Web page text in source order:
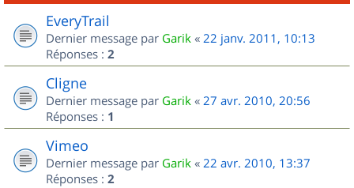
EveryTrail
Dernier message par Garik « 22 janv. 2011, 10:13
Réponses : 2
Cligne
Dernier message par Garik « 27 avr. 2010, 20:56
Réponses : 1
Vimeo
Dernier message par Garik « 22 avr. 2010, 13:37
Réponses : 2